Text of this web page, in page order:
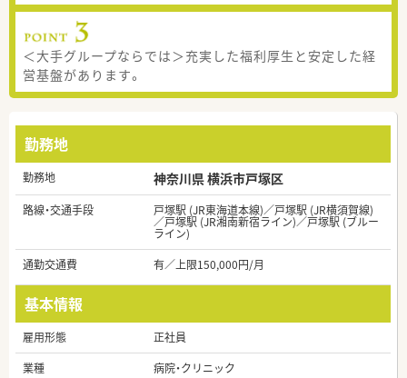
＜大手グループならでは＞充実した福利厚生と安定した経
営基盤があります。
勤務地
勤務地 神奈川県 横浜市戸塚区
路線・交通手段 戸塚駅 (JR東海道本線)／戸塚駅 (JR横須賀線)
／戸塚駅 (JR湘南新宿ライン)／戸塚駅 (ブルー
ライン)
通勤交通費
有／上限150,000円/月
基本情報
雇用形態
正社員
業種
病院・クリニック